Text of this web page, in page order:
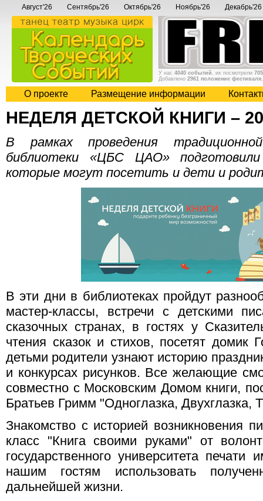
Август'26 Сентябрь'26 Октябрь'26 Ноябрь'26 Декабрь'26
У нас 4040 событий , их посмотрели
Добавлено 2961 положение фестиваля
О проекте Размещение информации
НЕДЕЛЯ ДЕТСКОЙ КНИГИ –
В рамках проведения
библиотеки «ЦБС ЦАО»
которые могут посетить и дети и
В эти дни в библиотеках пройдут
мастер-классы, встречи с детскими
сказочных странах, в гостях у
чтения сказок и стихов, посетят
детьми родители узнают историю
и конкурсах рисунков. Все желающие
совместно с Московским Домом книги,
Братьев Гримм "Одноглазка, Двухглазка,
Знакомство с историей возникновения
класс "Книга своими руками" от
государственного университета
нашим гостям использовать
дальнейшей жизни.